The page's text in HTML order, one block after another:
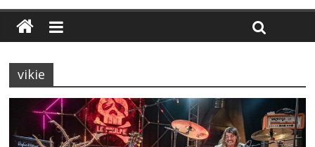
vikie